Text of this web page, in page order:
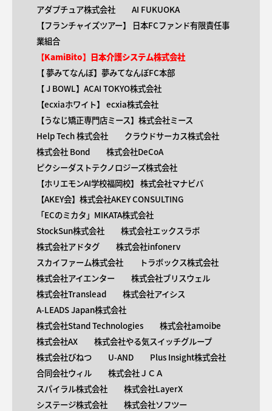
アダプチュア株式会社
AI FUKUOKA
【​フランチャイズツアー】 日本FCファンド有限責任事
業組合
【KamiBito​】日本介護システム株式会社
【 ​夢みてなんぼ】夢みてなんぼFC本部
【 ​J BOWL】ACAI TOKYO株式会社
【​ecxiaホワイト】 ecxia株式会社
【​うなじ矯正専門店ミース】株式会社ミース
Help Tech 株式会社
クラウドサーカス株式会社
株式会社 Bond
株式会社DeCoA
ピクシーダストテクノロジーズ株式会社
【ホリエモンAI学校福岡校】 株式会社マナビバ
【AKEY会】株式会社AKEY CONSULTING
「ECのミカタ」MIKATA株式会社
StockSun株式会社
株式会社エックスラボ
株式会社アドタグ
株式会社infonerv
スカイファーム株式会社
トラボックス株式会社
株式会社アイエンター
株式会社ブリスウェル
株式会社Translead
株式会社アイシス
A-LEADS Japan株式会社
株式会社Stand Technologies
株式会社amoibe
株式会社AX
株式会社やる気スイッチグループ
株式会社びねつ
U-AND
Plus Insight株式会社
合同会社ウィル
株式会社ＪＣＡ
スパイラル株式会社
株式会社LayerX
システージ株式会社
株式会社ソフツー